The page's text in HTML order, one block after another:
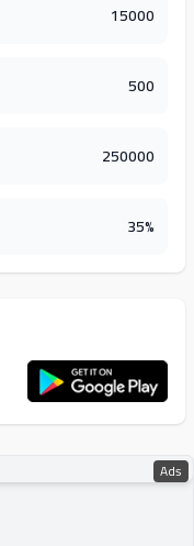
15000
500
250000
35%
Ads